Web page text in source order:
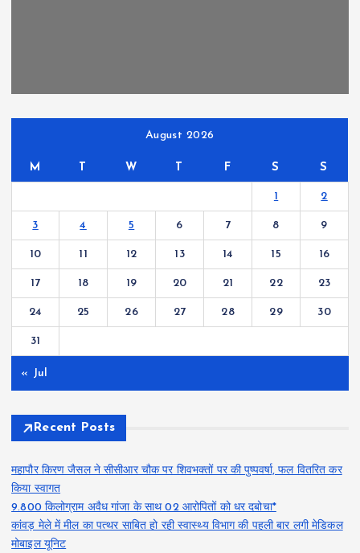
August 2026
M W F S S
1 2
3 4 5 6 7 8 9
10 11 12 13 14 15 16
17 18 19 20 21 22 23
24 25 26 27 28 29 30
31
« Jul
Recent Posts
महापौर किरण जैसल ने सीसीआर चौक पर शिवभक्तों पर की पुष्पवर्षा, फल वितरित कर
किया स्वागत
9.800 किलोग्राम अवैध गांजा के साथ 02 आरोपितों को धर दबोचा*
कांवड़ मेले में मील का पत्थर साबित हो रही स्वास्थ्य विभाग की पहली बार लगी मेडिकल
मोबाइल यूनिट